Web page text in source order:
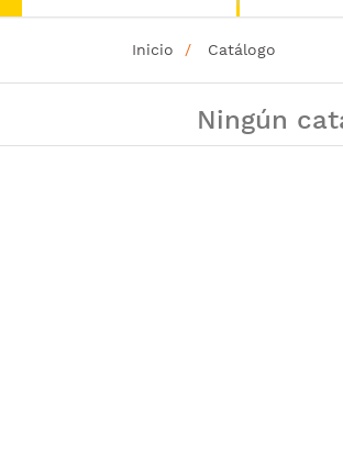
Inicio Catálogo
Ningún